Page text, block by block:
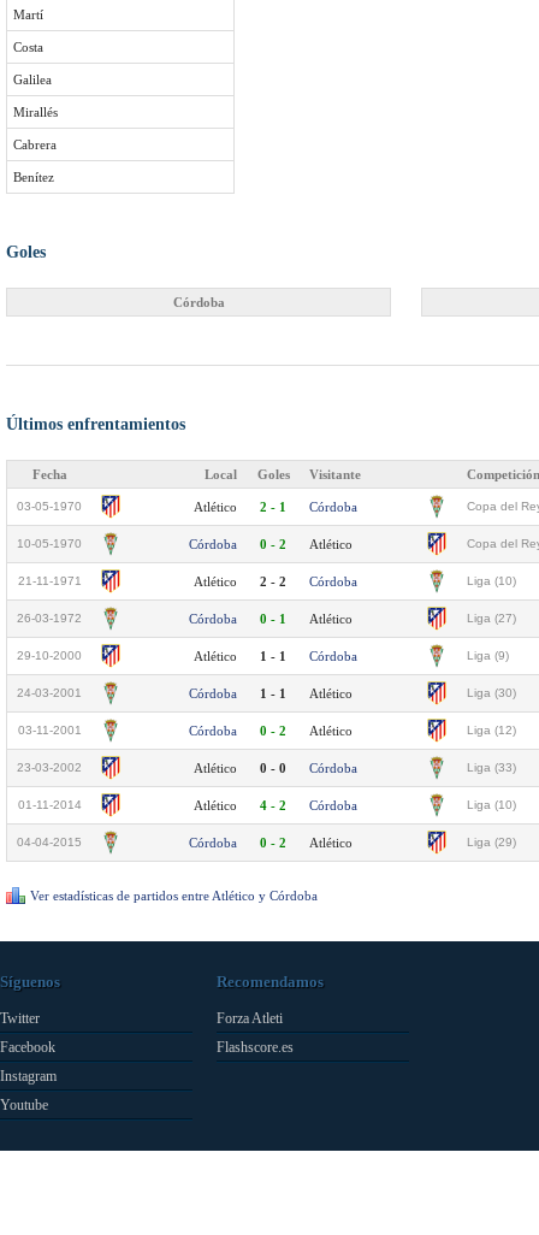
Martí
Costa
Galilea
Mirallés
Cabrera
Benítez
Goles
Córdoba
Últimos enfrentamientos
Fecha Local Goles Visitante Competición
03-05-1970 Atlético 2 - 1 Córdoba Copa del
10-05-1970 Córdoba 0 - 2 Atlético Copa del
21-11-1971 Atlético 2 - 2 Córdoba Liga (10)
26-03-1972 Córdoba 0 - 1 Atlético Liga (27)
29-10-2000 Atlético 1 - 1 Córdoba Liga (9)
24-03-2001 Córdoba 1 - 1 Atlético Liga (30)
03-11-2001 Córdoba 0 - 2 Atlético Liga (12)
23-03-2002 Atlético 0 - 0 Córdoba Liga (33)
01-11-2014 Atlético 4 - 2 Córdoba Liga (10)
04-04-2015 Córdoba 0 - 2 Atlético Liga (29)
Ver estadísticas de partidos entre Atlético y Córdoba
Síguenos
Twitter
Facebook
Instagram
Youtube
Recomendamos
Forza Atleti
Flashscore.es